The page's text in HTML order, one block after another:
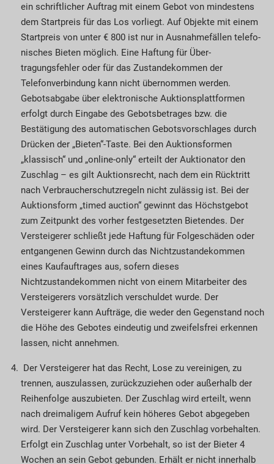
ein schriftlicher Auftrag mit einem Gebot von mindestens
dem Startpreis für das Los vorliegt. Auf Objekte mit einem
Startpreis von unter € 800 ist nur in Aus­nahmefällen telefo­
nisches Bieten möglich. Eine Haftung für Über­
tragungsfehler oder für das Zustande­kommen der
Telefonverbindung kann nicht übernommen werden.
Gebotsabgabe über elektronische Auktions­plattformen
erfolgt durch Eingabe des Gebots­betrages bzw. die
Bestätigung des automatischen Gebotsvorschlages durch
Drücken der „Bieten“-Taste. Bei den Auktions­formen
„klassisch“ und „online-only“ erteilt der Auktionator den
Zuschlag – es gilt Auktionsrecht, nach dem ein Rücktritt
nach Verbraucher­schutz­regeln nicht zulässig ist. Bei der
Auktionsform „timed auction“ gewinnt das Höchstgebot
zum Zeitpunkt des vorher festgesetzten Bietendes. Der
Versteigerer schließt jede Haftung für Folge­schä­den oder
entgangenen Gewinn durch das Nicht­zu­stande­kommen
eines Kaufauftrages aus, sofern dieses
Nichtzustandekommen nicht von einem Mit­arbeiter des
Versteigerers vorsätzlich verschuldet wurde. Der
Versteigerer kann Aufträge, die weder den Gegenstand noch
die Höhe des Gebotes eindeutig und zweifelsfrei erkennen
lassen, nicht annehmen.
Der Versteigerer hat das Recht, Lose zu vereinigen, zu
trennen, auszulassen, zurückzuziehen oder außerhalb der
Reihenfolge auszubieten. Der Zuschlag wird erteilt, wenn
nach dreimaligem Aufruf kein höheres Gebot abgegeben
wird. Der Versteigerer kann sich den Zuschlag vorbehalten.
Erfolgt ein Zuschlag unter Vorbehalt, so ist der Bieter 4
Wochen an sein Gebot gebunden. Erhält er nicht innerhalb